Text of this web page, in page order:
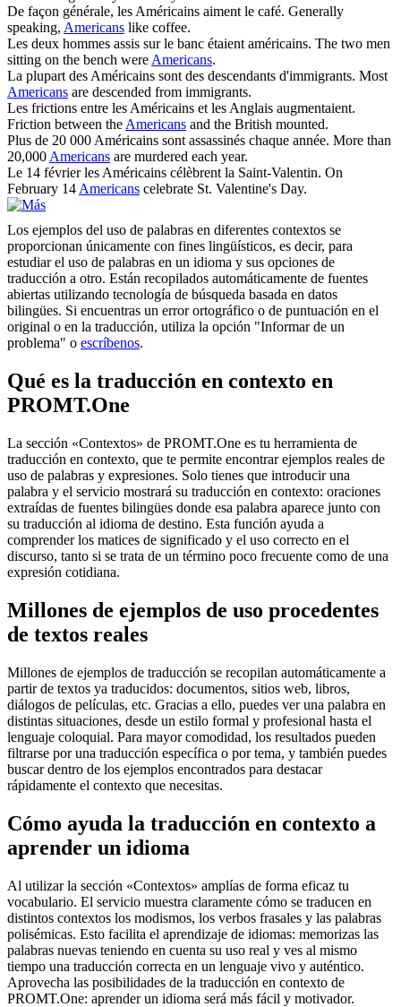
De façon générale, lesAméricains aiment le café. Generally
speaking, Americans like coffee.
Les deux hommes assis sur le banc étaientaméricains. The two men
sitting on the bench wereAmericans.
La plupart desAméricains sont des descendants d'immigrants. Most
Americans are descended from immigrants.
Les frictions entre lesAméricains et les Anglais augmentaient.
Friction between theAmericans and the British mounted.
Plus de 20 000Américains sont assassinés chaque année. More than
20,000Americans are murdered each year.
Le 14 février lesAméricains célèbrent la Saint-Valentin. On
February 14Americans celebrate St. Valentine's Day.
Los ejemplos del uso de palabras en diferentes contextos se
proporcionan únicamente con fines lingüísticos, es decir, para
estudiar el uso de palabras en un idioma y sus opciones de
traducción a otro. Están recopilados automáticamente de fuentes
abiertas utilizando tecnología de búsqueda basada en datos
bilingües. Si encuentras un error ortográfico o de puntuación en el
original o en la traducción, utiliza la opción "Informar de un
problema" o escríbenos.
Qué es la traducción en contexto en
PROMT.One
La sección «Contextos» de PROMT.One es tu herramienta de
traducción en contexto, que te permite encontrar ejemplos reales de
uso de palabras y expresiones. Solo tienes que introducir una
palabra y el servicio mostrará su traducción en contexto: oraciones
extraídas de fuentes bilingües donde esa palabra aparece junto con
su traducción al idioma de destino. Esta función ayuda a
comprender los matices de significado y el uso correcto en el
discurso, tanto si se trata de un término poco frecuente como de una
expresión cotidiana.
Millones de ejemplos de uso procedentes
de textos reales
Millones de ejemplos de traducción se recopilan automáticamente a
partir de textos ya traducidos: documentos, sitios web, libros,
diálogos de películas, etc. Gracias a ello, puedes ver una palabra en
distintas situaciones, desde un estilo formal y profesional hasta el
lenguaje coloquial. Para mayor comodidad, los resultados pueden
filtrarse por una traducción específica o por tema, y también puedes
buscar dentro de los ejemplos encontrados para destacar
rápidamente el contexto que necesitas.
Cómo ayuda la traducción en contexto a
aprender un idioma
Al utilizar la sección «Contextos» amplías de forma eficaz tu
vocabulario. El servicio muestra claramente cómo se traducen en
distintos contextos los modismos, los verbos frasales y las palabras
polisémicas. Esto facilita el aprendizaje de idiomas: memorizas las
palabras nuevas teniendo en cuenta su uso real y ves al mismo
tiempo una traducción correcta en un lenguaje vivo y auténtico.
Aprovecha las posibilidades de la traducción en contexto de
PROMT.One: aprender un idioma será más fácil y motivador.